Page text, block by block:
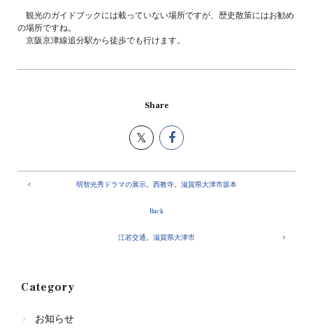
観光のガイドブックには載っていない場所ですが、歴史散策にはお勧め
の場所ですね。
京阪京津線追分駅から徒歩でも行けます。
Share
明智光秀ドラマの展示。西教寺。滋賀県大津市坂本
Back
江若交通。滋賀県大津市
Category
お知らせ